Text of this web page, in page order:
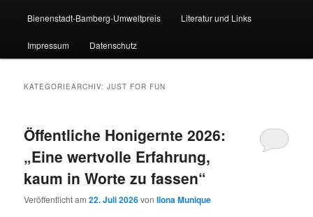
Bienenstadt-Bamberg-Umweltpreis Literatur und Links
Impressum Datenschutz
KATEGORIEARCHIV:JUST FOR FUN
Öffentliche Honigernte 2026:
„Eine wertvolle Erfahrung,
kaum in Worte zu fassen“
Veröffentlicht am22. Juli 2026vonIlona Munique